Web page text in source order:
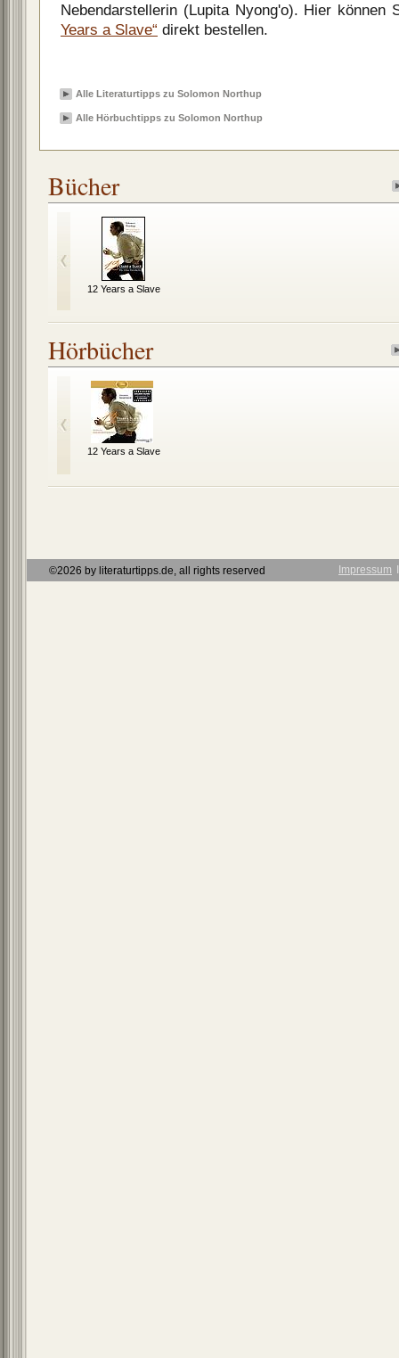
Nebendarstellerin (Lupita Nyong'o). Hier können
Years a Slave“ direkt bestellen.
Alle Literaturtipps zu Solomon Northup
Alle Hörbuchtipps zu Solomon Northup
Bücher
12 Years a Slave
Hörbücher
12 Years a Slave
©2026 by literaturtipps.de, all rights reserved Impressum